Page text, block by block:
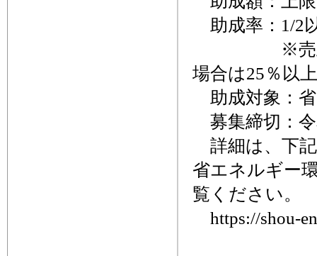
助成率：1/2
※売上高の
場合は25％以
助成対象：
募集締切：令
詳細は、下記
省エネルギー
覧ください。
https://shou-